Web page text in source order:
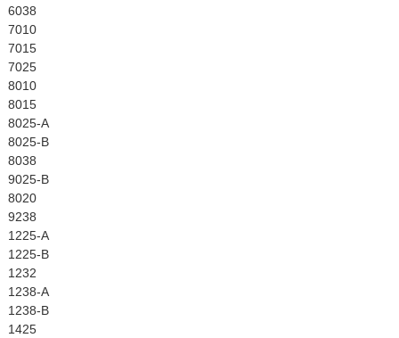
6038
7010
7015
7025
8010
8015
8025-A
8025-B
8038
9025-B
8020
9238
1225-A
1225-B
1232
1238-A
1238-B
1425